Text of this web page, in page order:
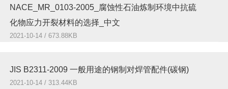
NACE_MR_0103-2005_腐蚀性石油炼制环境中抗硫
化物应力开裂材料的选择_中文
2021-10-14 / 673.88KB
JIS B2311-2009 一般用途的钢制对焊管配件(碳钢)
2021-10-14 / 313.44KB